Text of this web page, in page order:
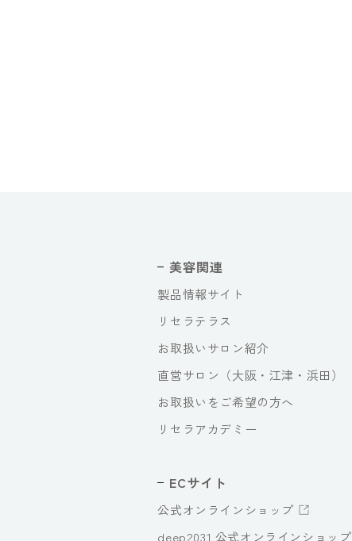
美容関連
製品情報サイト
リセラテラス
お取扱いサロン紹介
直営サロン（大阪・江津・浜田）
お取扱いをご希望の方へ
リセラアカデミー
ECサイト
公式オンラインショップ
deep2031 公式オンラインショップ